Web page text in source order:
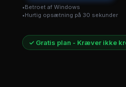
Betroet af Windows
Hurtig opsætning på 30 sekunder
✓ Gratis plan - Kræver ikke